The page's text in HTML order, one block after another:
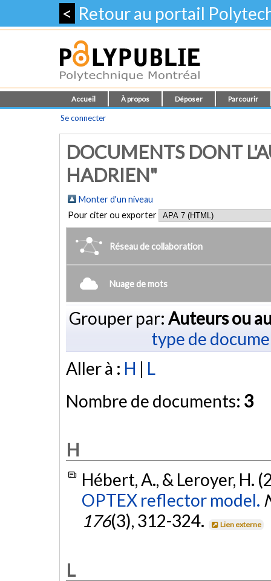
< Retour au portail
Accueil À propos Déposer Parcourir
Se connecter
DOCUMENTS DONT
HADRIEN"
Monter d'un niveau
Pour citer ou exporter
Réseau de collaboration
Nuage de mots
Grouper par: Auteurs ou
type de
Aller à : H | L
Nombre de documents: 3
H
Hébert, A., & Leroyer, H.
OPTEX reflector model.
176(3), 312-324. Lien externe
L